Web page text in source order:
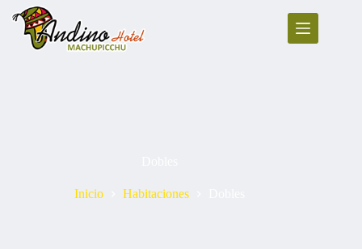
Saltar
contenido
Inicio Habitaciones